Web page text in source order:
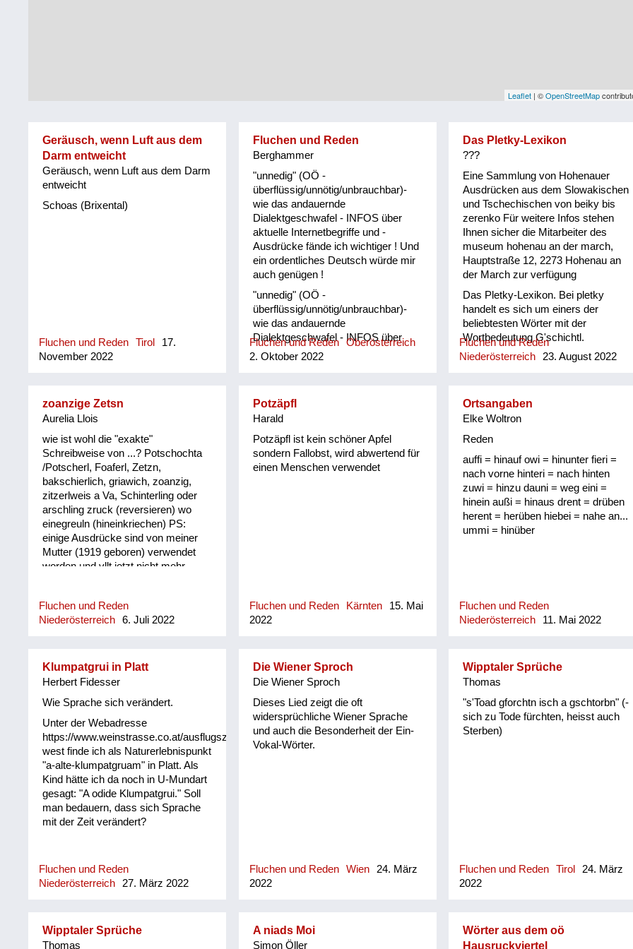
Leaflet | ©OpenStreetMap
Geräusch, wenn Luft aus dem
Darm entweicht
Geräusch, wenn Luft aus dem Darm
entweicht
Schoas (Brixental)
Fluchen und Reden Tirol
17.
November 2022
Fluchen und Reden
Berghammer
"unnedig" (OÖ -
überflüssig/unnötig/unbrauchbar)-
wie das andauernde
Dialektgeschwafel - INFOS über
aktuelle Internetbegriffe und -
Ausdrücke fände ich wichtiger ! Und
ein ordentliches Deutsch würde mir
auch genügen !
"unnedig" (OÖ -
überflüssig/unnötig/unbrauchbar)-
wie das andauernde
Dialektgeschwafel - INFOS über
aktuelle Internetbegriffe und -
Fluchen und Reden
Oberösterreich
2. Oktober 2022
Das Pletky-Lexikon
???
Eine Sammlung von Hohenauer
Ausdrücken aus dem Slowakischen
und Tschechischen von beiky bis
zerenko Für weitere Infos stehen
Ihnen sicher die Mitarbeiter des
museum hohenau an der march,
Hauptstraße 12, 2273 Hohenau an
der March zur verfügung
Das Pletky-Lexikon. Bei pletky
handelt es sich um einers der
beliebtesten Wörter mit der
Wortbedeutung G'schichtl.
Fluchen und Reden
Niederösterreich
23. August 2022
zoanzige Zetsn
Aurelia Llois
wie ist wohl die "exakte"
Schreibweise von ...? Potschochta
/Potscherl, Foaferl, Zetzn,
bakschierlich, griawich, zoanzig,
zitzerlweis a Va, Schinterling oder
arschling zruck (reversieren) wo
einegreuln (hineinkriechen) PS:
einige Ausdrücke sind von meiner
Mutter (1919 geboren) verwendet
worden und vllt jetzt nicht mehr
Fluchen und Reden
Niederösterreich
6. Juli 2022
Potzäpfl
Harald
Potzäpfl ist kein schöner Apfel
sondern Fallobst, wird abwertend für
einen Menschen verwendet
Fluchen und Reden Kärnten
15. Mai
2022
Ortsangaben
Elke Woltron
Reden
auffi = hinauf owi = hinunter fieri =
nach vorne hinteri = nach hinten
zuwi = hinzu dauni = weg eini =
hinein außi = hinaus drent = drüben
herent = herüben hiebei = nahe an...
ummi = hinüber
Fluchen und Reden
Niederösterreich
11. Mai 2022
Klumpatgrui in Platt
Herbert Fidesser
Wie Sprache sich verändert.
Unter der Webadresse
https://www.weinstrasse.co.at/ausflugsziele-
west finde ich als Naturerlebnispunkt
"a-alte-klumpatgruam" in Platt. Als
Kind hätte ich da noch in U-Mundart
gesagt: "A odide Klumpatgrui." Soll
man bedauern, dass sich Sprache
mit der Zeit verändert?
Fluchen und Reden
Niederösterreich
27. März 2022
Die Wiener Sproch
Die Wiener Sproch
Dieses Lied zeigt die oft
widersprüchliche Wiener Sprache
und auch die Besonderheit der Ein-
Vokal-Wörter.
Fluchen und Reden Wien
24. März
2022
Wipptaler Sprüche
Thomas
"s'Toad gforchtn isch a gschtorbn" (-
sich zu Tode fürchten, heisst auch
Sterben)
Fluchen und Reden Tirol
24. März
2022
Wipptaler Sprüche
Thomas
A niads Moi
Simon Öller
Wörter aus dem oö
Hausruckviertel